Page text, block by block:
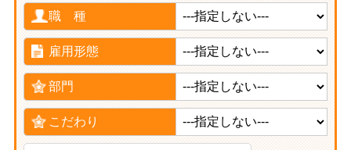
職 種
雇用形態
部門
こだわり